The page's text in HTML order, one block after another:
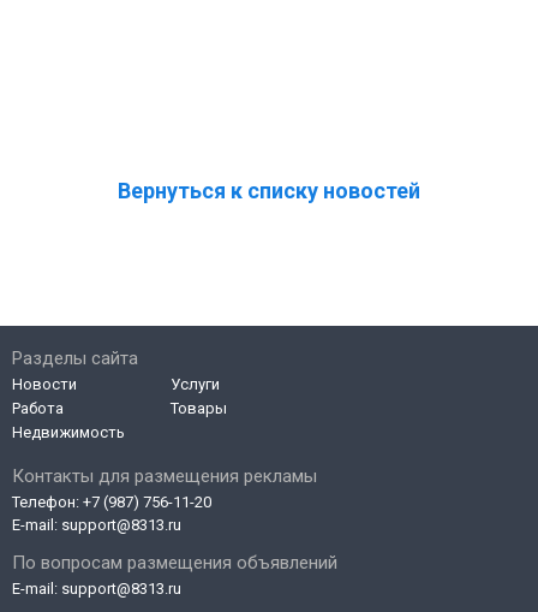
Вернуться к списку новостей
Контакты для размещения рекламы
Телефон: +7 (987) 756-11-20
E-mail: support@8313.ru
По вопросам размещения объявлений
E-mail: support@8313.ru
Разделы сайта
Новости
Работа
Недвижимость
Услуги
Товары